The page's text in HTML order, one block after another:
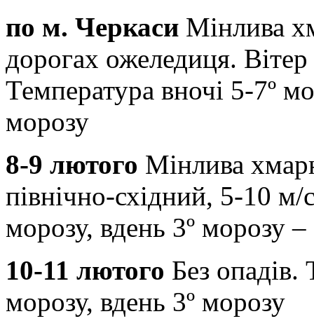
по м. Черкаси Мінлива
дорогах ожеледиця.
Температура вночі 5-7º
морозу
8-9 лютого Мінлива
північно-східний, 5-10 м/
морозу, вдень 3º морозу –
10-11 лютого Без опадів.
морозу, вдень 3º морозу